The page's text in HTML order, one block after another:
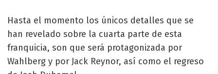
Hasta el momento los únicos detalles que se
han revelado sobre la cuarta parte de esta
franquicia, son que será protagonizada por
Wahlberg y por Jack Reynor, así como el regreso